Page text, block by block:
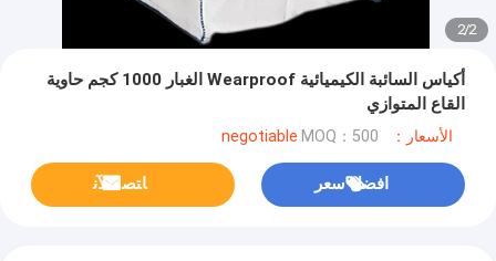
2
/
2
أكياس السائبة الكيميائية Wearproof الغبار 1000 كجم حاوية
القاع المتوازي
الأسعار：negotiable MOQ：500
افضل سعر ﺎﺘﺼﻟ ﺍﻶﻧ